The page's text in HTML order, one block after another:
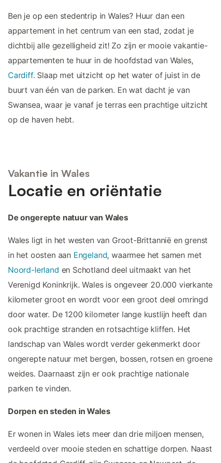
Ben je op een stedentrip in Wales? Huur dan een
appartement in het centrum van een stad, zodat je
dichtbij alle gezelligheid zit! Zo zijn er mooie vakantie-
appartementen te huur in de hoofdstad van Wales,
Cardiff. Slaap met uitzicht op het water of juist in de
buurt van één van de parken. En wat dacht je van
Swansea, waar je vanaf je terras een prachtige uitzicht
op de haven hebt.
Vakantie in Wales
Locatie en oriëntatie
De ongerepte natuur van Wales
Wales ligt in het westen van Groot-Brittannië en grenst
in het oosten aan Engeland, waarmee het samen met
Noord-Ierland en Schotland deel uitmaakt van het
Verenigd Koninkrijk. Wales is ongeveer 20.000 vierkante
kilometer groot en wordt voor een groot deel omringd
door water. De 1200 kilometer lange kustlijn heeft dan
ook prachtige stranden en rotsachtige kliffen. Het
landschap van Wales wordt verder gekenmerkt door
ongerepte natuur met bergen, bossen, rotsen en groene
weides. Daarnaast zijn er ook prachtige nationale
parken te vinden.
Dorpen en steden in Wales
Er wonen in Wales iets meer dan drie miljoen mensen,
verdeeld over mooie steden en schattige dorpen. Naast